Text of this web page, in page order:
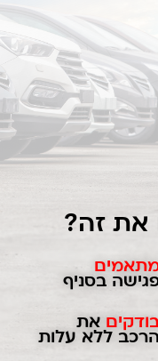
את זה?
בסניף
את
הרכב ללא עלות